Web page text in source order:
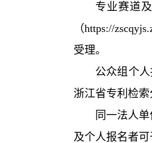
专业赛道
（https://
受理。
公众组个
浙江省专利检
同一法人
及个人报名者